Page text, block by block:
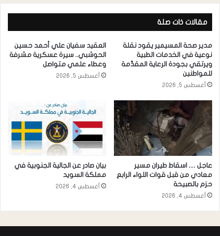
مقالات ذات صلة
مدير صحة المسيمير يقود نقلة
نوعية في الخدمات الطبية
ويرتقي بجودة الرعاية المقدَّمة
للمواطنين
أغسطس 5, 2026
العقيد سفيان علي أحمد حسين
الحوشبي.. سيرة عسكرية مشرفة
وعطاء علمي متواصل
أغسطس 5, 2026
عاجل … اسقاط طيران مسير
معادي من قبل قوات اللواء الرابع
حزم بالصبيحة
أغسطس 4, 2026
بيان صادر عن الجالية الجنوبية في
مملكة السويد
أغسطس 4, 2026